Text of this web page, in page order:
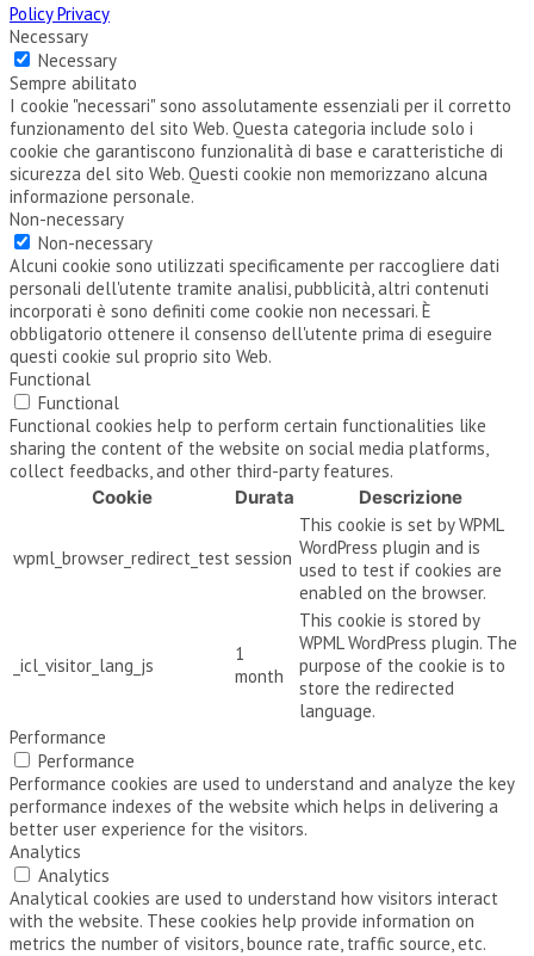
Policy Privacy
Necessary
Necessary
Sempre abilitato
I cookie "necessari" sono assolutamente essenziali per il corretto
funzionamento del sito Web. Questa categoria include solo i
cookie che garantiscono funzionalità di base e caratteristiche di
sicurezza del sito Web. Questi cookie non memorizzano alcuna
informazione personale.
Non-necessary
Non-necessary
Alcuni cookie sono utilizzati specificamente per raccogliere dati
personali dell'utente tramite analisi, pubblicità, altri contenuti
incorporati è sono definiti come cookie non necessari. È
obbligatorio ottenere il consenso dell'utente prima di eseguire
questi cookie sul proprio sito Web.
Functional
Functional
Functional cookies help to perform certain functionalities like
sharing the content of the website on social media platforms,
collect feedbacks, and other third-party features.
Cookie
Durata Descrizione
wpml_browser_redirect_test session
This cookie is set by WPML
WordPress plugin and is
used to test if cookies are
enabled on the browser.
_icl_visitor_lang_js
1
month
This cookie is stored by
WPML WordPress plugin. The
purpose of the cookie is to
store the redirected
language.
Performance
Performance
Performance cookies are used to understand and analyze the key
performance indexes of the website which helps in delivering a
better user experience for the visitors.
Analytics
Analytics
Analytical cookies are used to understand how visitors interact
with the website. These cookies help provide information on
metrics the number of visitors, bounce rate, traffic source, etc.